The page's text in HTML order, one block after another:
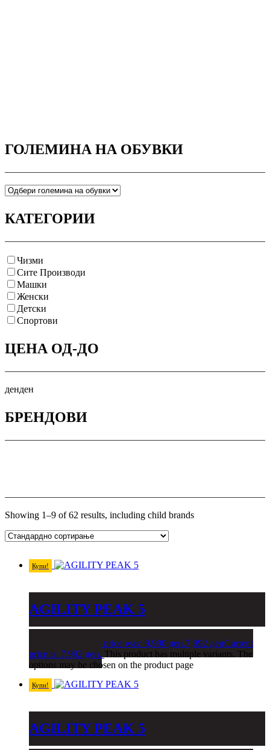
ГОЛЕМИНА НА ОБУВКИ
КАТЕГОРИИ
Чизми
Сите Производи
Машки
Женски
Детски
Спортови
ЦЕНА ОД-ДО
денден
БРЕНДОВИ
Showing 1–9 of 62 results, including child brands
Купи!
AGILITY PEAK 5
Original price was: 9,990 ден.7,992 денCurrent
price is: 7,992 ден. This product has multiple variants. The
options may be chosen on the product page
Купи!
AGILITY PEAK 5